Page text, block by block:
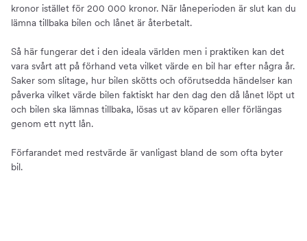
kronor istället för 200 000 kronor. När låneperioden är slut kan du
lämna tillbaka bilen och lånet är återbetalt.
Så här fungerar det i den ideala världen men i praktiken kan det
vara svårt att på förhand veta vilket värde en bil har efter några år.
Saker som slitage, hur bilen skötts och oförutsedda händelser kan
påverka vilket värde bilen faktiskt har den dag den då lånet löpt ut
och bilen ska lämnas tillbaka, lösas ut av köparen eller förlängas
genom ett nytt lån.
Förfarandet med restvärde är vanligast bland de som ofta byter
bil.